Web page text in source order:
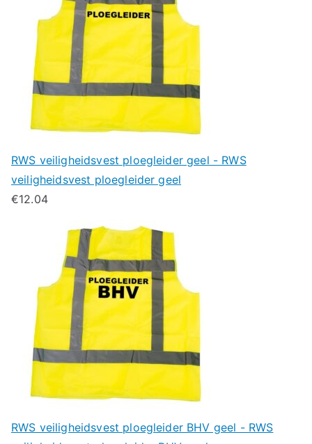
RWS veiligheidsvest ploegleider geel - RWS
veiligheidsvest ploegleider geel
€12.04
RWS veiligheidsvest ploegleider BHV geel - RWS